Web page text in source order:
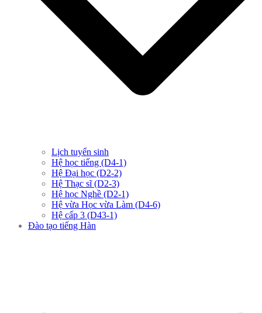
Lịch tuyển sinh
Hệ học tiếng (D4-1)
Hệ Đại học (D2-2)
Hệ Thạc sĩ (D2-3)
Hệ học Nghề (D2-1)
Hệ vừa Học vừa Làm (D4-6)
Hệ cấp 3 (D43-1)
Đào tạo tiếng Hàn